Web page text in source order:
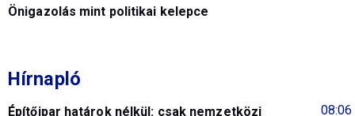
Önigazolás mint politikai kelepce
Hírnapló
08:06
Építőipar határok nélkül: csak nemzetközi